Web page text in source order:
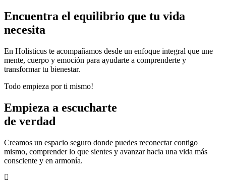
Encuentra el equilibrio que tu vida
necesita
En Holisticus te acompañamos desde un enfoque integral que une
mente, cuerpo y emoción para ayudarte a comprenderte y
transformar tu bienestar.
Todo empieza por ti mismo!
Empieza a escucharte
de verdad
Creamos un espacio seguro donde puedes reconectar contigo
mismo, comprender lo que sientes y avanzar hacia una vida más
consciente y en armonía.